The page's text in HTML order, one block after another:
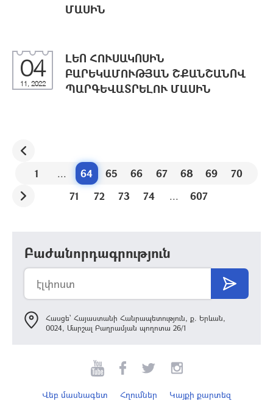
ՄԱՍԻՆ
04
11, 2022
ԼԵՈ ՀՈՒՍԱԿՈՍԻՆ
ԲԱՐԵԿԱՄՈՒԹՅԱՆ ՇՔԱՆՇԱՆՈՎ
ՊԱՐԳԵՎԱՏՐԵԼՈՒ ՄԱՍԻՆ
1 ... 64 65 66 67 68 69
70
71
72 73 74 ... 607
Բաժանորդագրություն
Հասցե՝ Հայաստանի Հանրապետություն, ք. Երևան,
0024, Մարշալ Բաղրամյան պողոտա 26/1
Վեբ մասնագետ Հղումներ Կայքի քարտեզ